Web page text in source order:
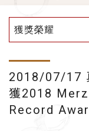
獲獎榮耀
2018/07/17
獲2018
Record